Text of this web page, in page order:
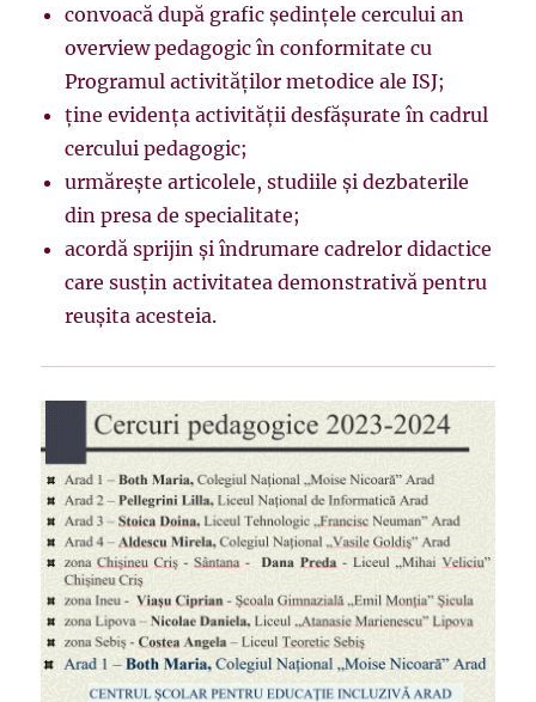
convoacă după grafic şedinţele cerculuian
overviewpedagogic în conformitate cu
Programul activităţilor metodice ale ISJ;
ţine evidenţa activităţii desfăşurate în cadrul
cercului pedagogic;
urmăreşte articolele, studiile şi dezbaterile
din presa de specialitate;
acordă sprijin şi îndrumare cadrelor didactice
care susţin activitatea demonstrativă pentru
reuşita acesteia.